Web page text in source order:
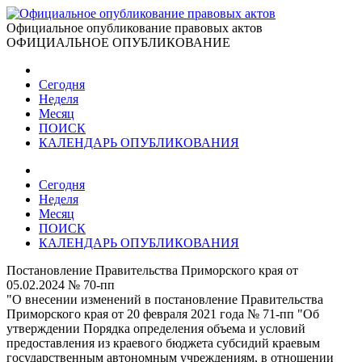
Официальное опубликование правовых актов
ОФИЦИАЛЬНОЕ ОПУБЛИКОВАНИЕ
Сегодня
Неделя
Месяц
ПОИСК
КАЛЕНДАРЬ ОПУБЛИКОВАНИЯ
Сегодня
Неделя
Месяц
ПОИСК
КАЛЕНДАРЬ ОПУБЛИКОВАНИЯ
Постановление Правительства Приморского края от
05.02.2024 № 70-пп
"О внесении изменений в постановление Правительства
Приморского края от 20 февраля 2021 года № 71-пп "Об
утверждении Порядка определения объема и условий
предоставления из краевого бюджета субсидий краевым
государственным автономным учреждениям, в отношении